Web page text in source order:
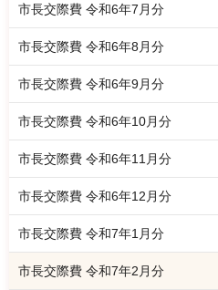
市長交際費 令和6年7月分
市長交際費 令和6年8月分
市長交際費 令和6年9月分
市長交際費 令和6年10月分
市長交際費 令和6年11月分
市長交際費 令和6年12月分
市長交際費 令和7年1月分
市長交際費 令和7年2月分